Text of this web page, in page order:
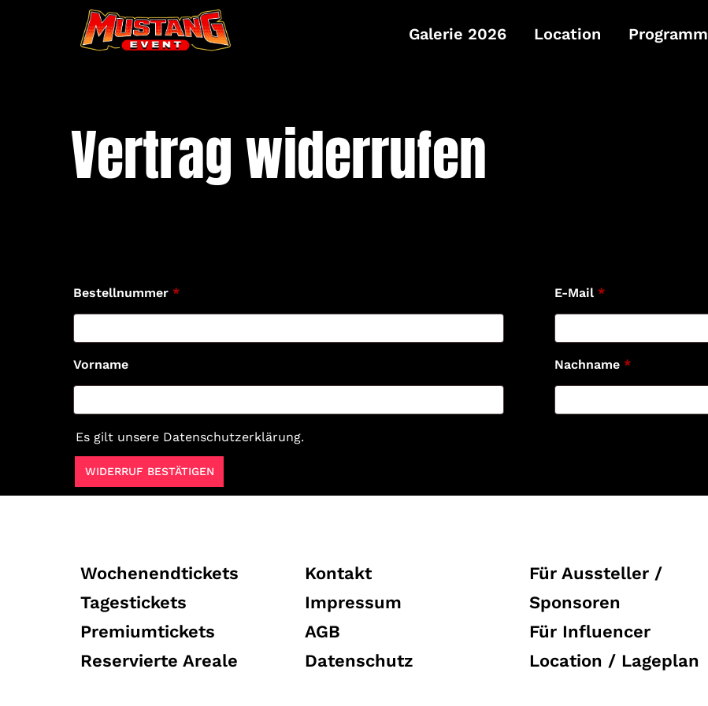
Galerie 2026 Location Programm
Vertrag widerrufen
Bestellnummer * E-Mail *
Vorname Nachname *
Page URI *erforderlich
Es gilt unsere Datenschutzerklärung.
WIDERRUF BESTÄTIGEN
Wochenendtickets
Tagestickets
Premiumtickets
Reservierte Areale
Kontakt
Impressum
AGB
Datenschutz
Für Aussteller /
Sponsoren
Für Influencer
Location / Lageplan